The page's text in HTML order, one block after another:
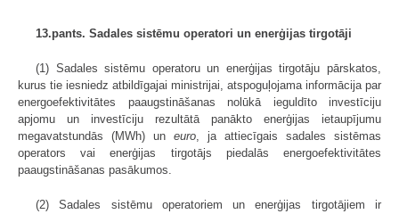
13.pants. Sadales sistēmu operatori un enerģijas tirgotāji
(1) Sadales sistēmu operatoru un enerģijas tirgotāju pārskatos,
kurus tie iesniedz atbildīgajai ministrijai, atspoguļojama informācija par
energoefektivitātes paaugstināšanas nolūkā ieguldīto investīciju
apjomu un investīciju rezultātā panākto enerģijas ietaupījumu
megavatstundās (MWh) un euro, ja attiecīgais sadales sistēmas
operators vai enerģijas tirgotājs piedalās energoefektivitātes
paaugstināšanas pasākumos.
(2) Sadales sistēmu operatoriem un enerģijas tirgotājiem ir